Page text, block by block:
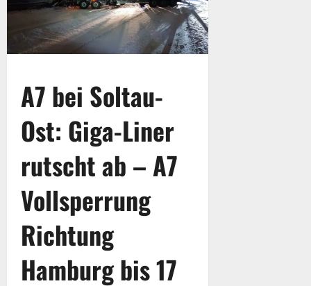
A7 bei Soltau-
Ost: Giga-Liner
rutscht ab – A7
Vollsperrung
Richtung
Hamburg bis 17